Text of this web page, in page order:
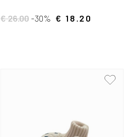
€ 26.00-30% € 18.20